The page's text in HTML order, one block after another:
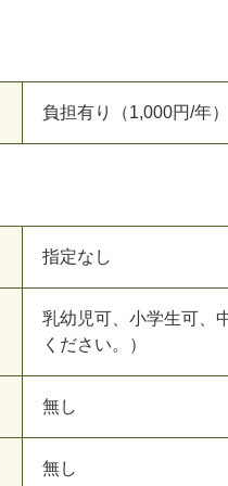
負担有り（1,000円/年）
指定なし
乳幼児可、小学生可、
ください。）
無し
無し